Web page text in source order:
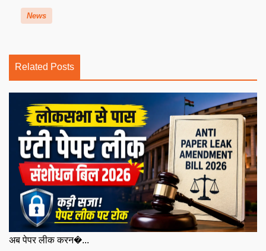
News
Related Posts
अब पेपर लीक करन�...